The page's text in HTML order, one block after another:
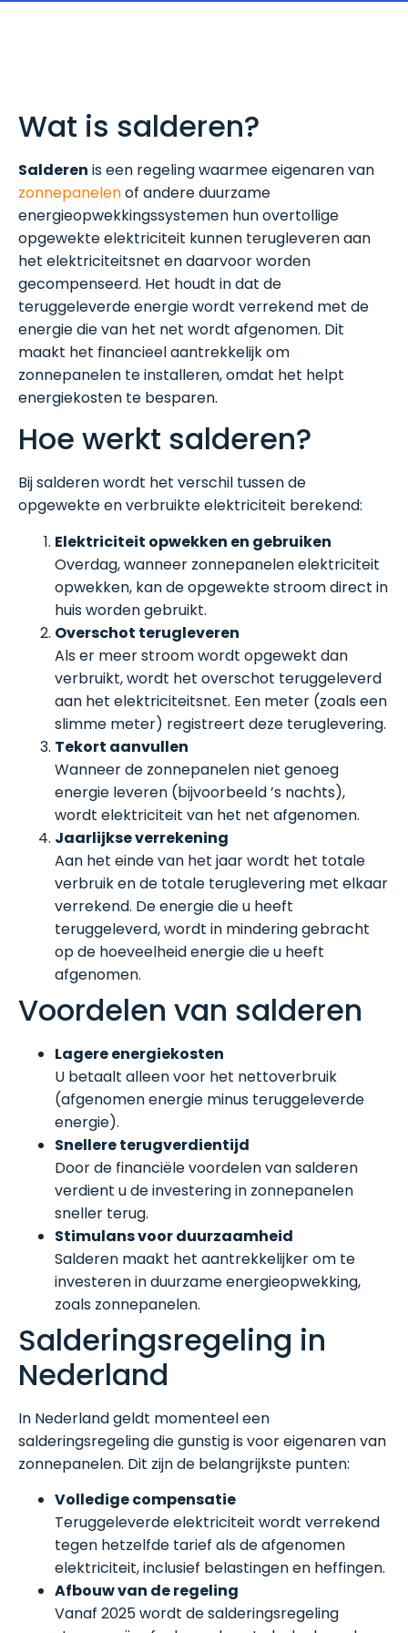
Wat is salderen?
Salderen is een regeling waarmee eigenaren van
zonnepanelenof andere duurzame
energieopwekkingssystemen hun overtollige
opgewekte elektriciteit kunnen terugleveren aan
het elektriciteitsnet en daarvoor worden
gecompenseerd. Het houdt in dat de
teruggeleverde energie wordt verrekend met de
energie die van het net wordt afgenomen. Dit
maakt het financieel aantrekkelijk om
zonnepanelen te installeren, omdat het helpt
energiekosten te besparen.
Hoe werkt salderen?
Bij salderen wordt het verschil tussen de
opgewekte en verbruikte elektriciteit berekend:
Elektriciteit opwekken en gebruiken
Overdag, wanneer zonnepanelen elektriciteit
opwekken, kan de opgewekte stroom direct in
huis worden gebruikt.
Overschot terugleveren
Als er meer stroom wordt opgewekt dan
verbruikt, wordt het overschot teruggeleverd
aan het elektriciteitsnet. Een meter (zoals een
slimme meter) registreert deze teruglevering.
Tekort aanvullen
Wanneer de zonnepanelen niet genoeg
energie leveren (bijvoorbeeld ’s nachts),
wordt elektriciteit van het net afgenomen.
Jaarlijkse verrekening
Aan het einde van het jaar wordt het totale
verbruik en de totale teruglevering met elkaar
verrekend. De energie die u heeft
teruggeleverd, wordt in mindering gebracht
op de hoeveelheid energie die u heeft
afgenomen.
Voordelen van salderen
Lagere energiekosten
U betaalt alleen voor het nettoverbruik
(afgenomen energie minus teruggeleverde
energie).
Snellere terugverdientijd
Door de financiële voordelen van salderen
verdient u de investering in zonnepanelen
sneller terug.
Stimulans voor duurzaamheid
Salderen maakt het aantrekkelijker om te
investeren in duurzame energieopwekking,
zoals zonnepanelen.
Salderingsregeling in
Nederland
In Nederland geldt momenteel een
salderingsregeling die gunstig is voor eigenaren van
zonnepanelen. Dit zijn de belangrijkste punten:
Volledige compensatie
Teruggeleverde elektriciteit wordt verrekend
tegen hetzelfde tarief als de afgenomen
elektriciteit, inclusief belastingen en heffingen.
Afbouw van de regeling
Vanaf 2025 wordt de salderingsregeling